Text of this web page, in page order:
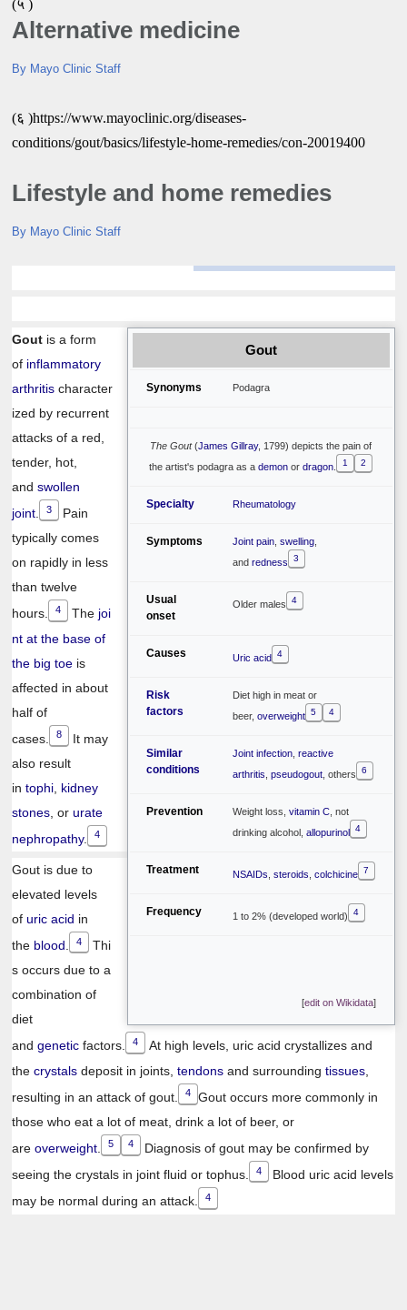
(५ )
Alternative medicine
By Mayo Clinic Staff
(६ )https://www.mayoclinic.org/diseases-
conditions/gout/basics/lifestyle-home-remedies/con-20019400
Lifestyle and home remedies
By Mayo Clinic Staff
Gout
Synonyms Podagra
The Gout(James Gillray, 1799) depicts the pain of
the artist's podagra as ademon ordragon 1 2
Specialty Rheumatology
Symptoms Joint pain, swelling,
and redness 3
Usual
onset
Older males 4
Causes Uric acid 4
Risk
factors
Diet high in meat or
beer, overweight 5 4
Similar
conditions
Joint infection, reactive
arthritis pseudogout, others 6
Prevention Weight loss, vitamin C, not
drinking alcohol, allopurinol 4
Treatment NSAIDs steroids colchicine 7
Frequency 1 to 2% (developed world) 4
[edit on Wikidata]
Gout is a form
of inflammatory
arthritis character
ized by recurrent
attacks of a red,
tender, hot,
andswollen
joint. 3
Pain
typically comes
on rapidly in less
than twelve
hours.
4 The joi
nt at the base of
the big toe is
affected in about
half of
cases.
8
It may
also result
intophi kidney
stones , orurate
nephropathy. 4
Gout is due to
elevated levels
ofuric acid in
the blood. 4
Thi
s occurs due to a
combination of
diet
andgenetic factors. 4
At high levels, uric acid crystallizes and
thecrystals deposit in joints,tendons and surroundingtissues
resulting in an attack of gout.
4
Gout occurs more commonly in
those who eat a lot of meat, drink a lot of beer, or
areoverweight 5 4
Diagnosis of gout may be confirmed by
seeing the crystals in joint fluid or tophus.
4
Blood uric acid levels
may be normal during an attack.
4